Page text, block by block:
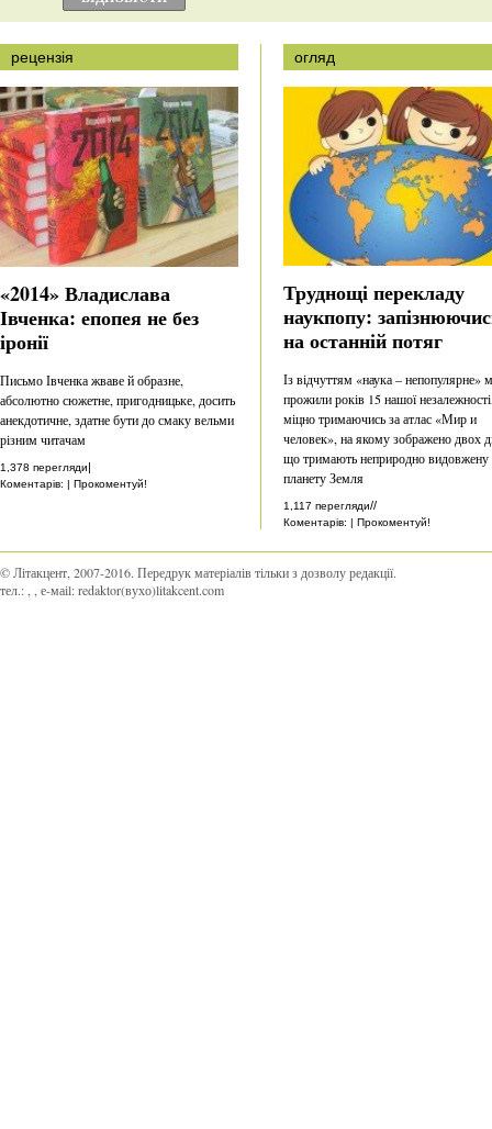
рецензія
«2014» Владислава
Івченка: епопея не без
іронії
Письмо Івченка жваве й образне,
абсолютно сюжетне, пригодницьке, досить
анекдотичне, здатне бути до смаку вельми
різним читачам
1,378 перегляди|
Коментарів: | Прокоментуй!
огляд
Труднощі перекладу
наукпопу:
на останній потяг
Із відчуттям «наука – непопулярне»
прожили років 15 нашої
міцно тримаючись за атлас «Мир и
человек», на якому зображено двох
що тримають неприродно видовжену
планету Земля
1,117 перегляди//
Коментарів: | Прокоментуй!
© Літакцент, 2007-2016. Передрук матеріалів тільки з дозволу редакції.
тел.:
, е-маіl:redaktor(вухо)litakcent.com